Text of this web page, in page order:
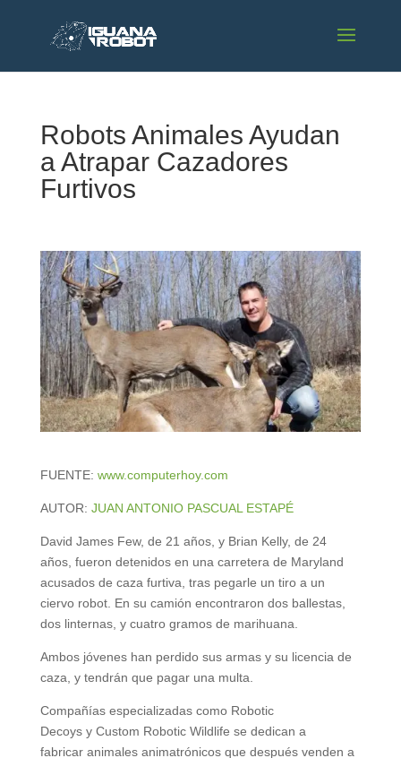
Robots Animales Ayudan
a Atrapar Cazadores
Furtivos
FUENTE: www.computerhoy.com
AUTOR: JUAN ANTONIO PASCUAL ESTAPÉ
David James Few, de 21 años, y Brian Kelly, de 24
años, fueron detenidos en una carretera de Maryland
acusados de caza furtiva, tras pegarle un tiro a un
ciervo robot. En su camión encontraron dos ballestas,
dos linternas, y cuatro gramos de marihuana.
Ambos jóvenes han perdido sus armas y su licencia de
caza, y tendrán que pagar una multa.
Compañías especializadas como Robotic
Decoys y Custom Robotic Wildlife se dedican a
fabricar animales animatrónicos que después venden a